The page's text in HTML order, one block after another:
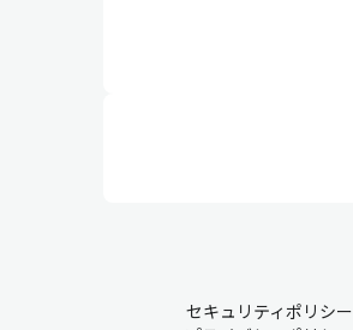
セキュリティポリシー